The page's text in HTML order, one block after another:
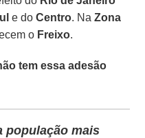
e doCentro. NaZona
o Freixo.
tem essa adesão
população mais